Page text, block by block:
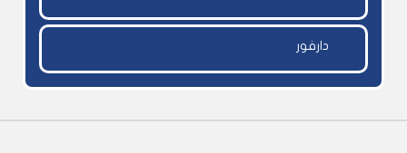
دارفور